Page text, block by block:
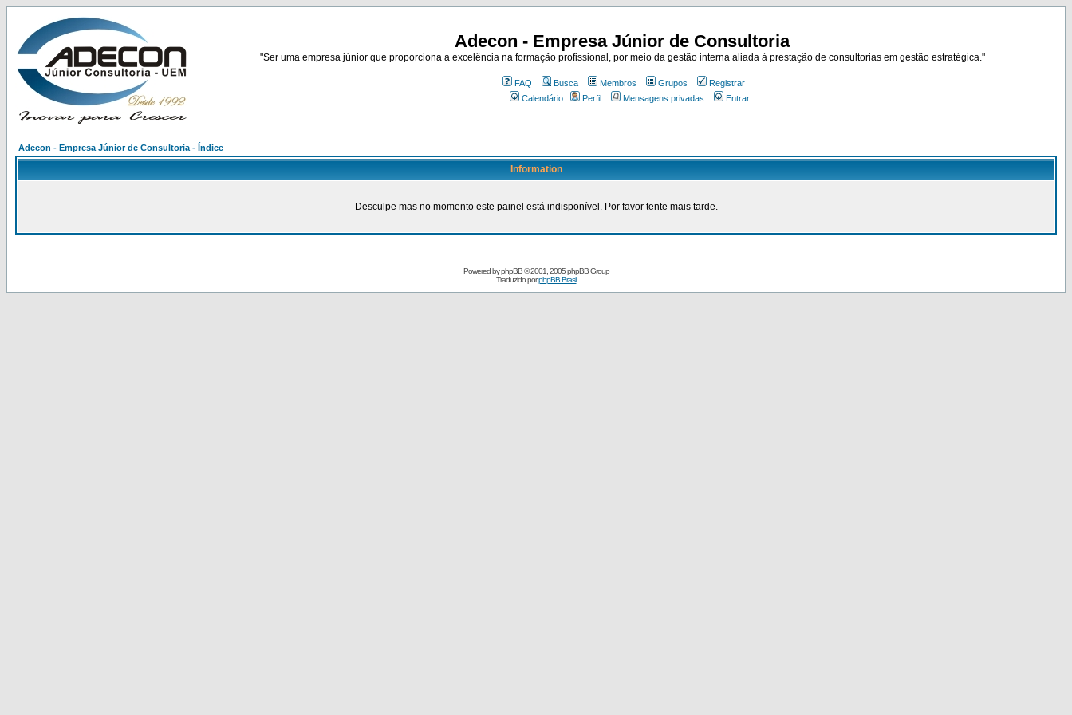
Adecon - Empresa Júnior de Consultoria
"Ser uma empresa júnior que proporciona a excelência na formação profissional, por meio da gestão interna aliada à prestação de consultorias em gestão estratégica."
FAQ Busca Membros Grupos
Registrar
Calendário
Perfil Mensagens privadas Entrar
Adecon - Empresa Júnior de Consultoria - Índice
Information
Desculpe mas no momento este painel está indisponível. Por favor tente mais tarde.
Powered byphpBB© 2001, 2005 phpBB Group
Traduzido porphpBB Brasil